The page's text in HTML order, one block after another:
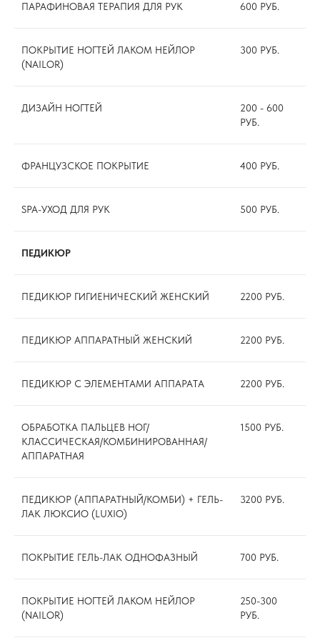
ПАРАФИНОВАЯ ТЕРАПИЯ ДЛЯ РУК 600 РУБ.
ПОКРЫТИЕ НОГТЕЙ ЛАКОМ НЕЙЛОР
(NAILOR)
300 РУБ.
ДИЗАЙН НОГТЕЙ
200 - 600
РУБ.
ФРАНЦУЗСКОЕ ПОКРЫТИЕ 400 РУБ.
SPA-УХОД ДЛЯ РУК 500 РУБ.
ПЕДИКЮР
ПЕДИКЮР ГИГИЕНИЧЕСКИЙ ЖЕНСКИЙ 2200 РУБ.
ПЕДИКЮР АППАРАТНЫЙ ЖЕНСКИЙ 2200 РУБ.
ПЕДИКЮР С ЭЛЕМЕНТАМИ АППАРАТА 2200 РУБ.
ОБРАБОТКА ПАЛЬЦЕВ НОГ/
КЛАССИЧЕСКАЯ/КОМБИНИРОВАННАЯ/
АППАРАТНАЯ
1500 РУБ.
ПЕДИКЮР (АППАРАТНЫЙ/КОМБИ) + ГЕЛЬ-
ЛАК ЛЮКСИО (LUXIO)
3200 РУБ.
ПОКРЫТИЕ ГЕЛЬ-ЛАК ОДНОФАЗНЫЙ 700 РУБ.
ПОКРЫТИЕ НОГТЕЙ ЛАКОМ НЕЙЛОР
(NAILOR)
250-300
РУБ.
ЗАПИСАТЬСЯ
КОНТАКТЫ
+7 (8452) 28 35 03